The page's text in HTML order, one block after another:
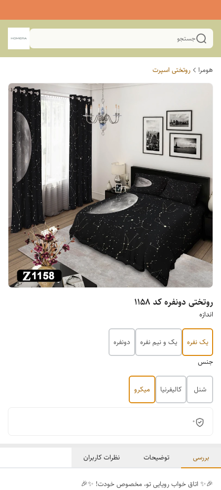
جستجو
هومرا روتختی اسپرت
روتختی دونفره کد 1158
اندازه
یک نفره یک و نیم نفره
دونفره
جنس
شنل کالیفرنیا میکرو
0
بررسی توضیحات نظرات کاربران
🎉✨ اتاق خواب رویایی تو، مخصوص خودت! ✨🎉